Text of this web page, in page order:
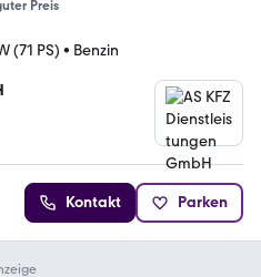
Preis
(71 PS) • Benzin
Kontakt Parken